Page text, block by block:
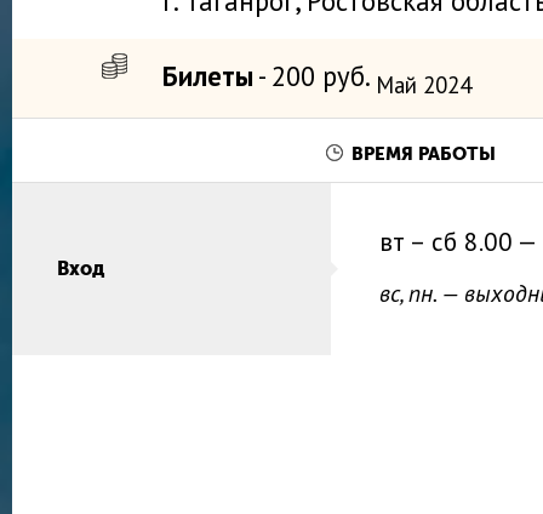
Билеты - 200 руб. Май 2024
ВРЕМЯ РАБОТЫ
Вход
вт – сб 8.00 —
вс, пн. —